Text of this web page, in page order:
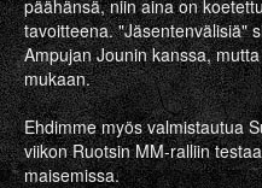
päähänsä, niin aina on
tavoitteena. "Jäsentenvälisiä"
Ampujan Jounin kanssa,
mukaan.
Ehdimme myös valmistautua
viikon Ruotsin MM-ralliin
maisemissa.